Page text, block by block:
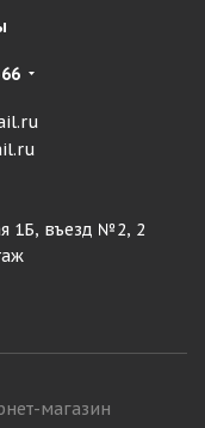
1Б, въезд №2, 2
магазин